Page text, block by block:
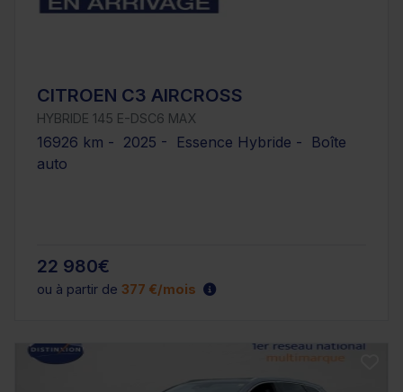
CITROEN C3 AIRCROSS
HYBRIDE 145 E-DSC6 MAX
16926 km - 2025 - Essence Hybride - Boîte
auto
22 980€
ou à partir de 377 €/mois